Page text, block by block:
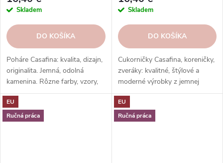
Skladem
DO KOŠÍKA
Poháre Casafina: kvalita, dizajn,
originalita. Jemná, odolná
kamenina. Rôzne farby, vzory,
tvary. Poháre Casafina -
skladujeme štýlovo.
Skladem
DO KOŠÍKA
Cukorničky Casafina, koreničky,
zveráky: kvalitné, štýlové a
moderné výrobky z jemnej
kameniny a porcelánu. Rôzne
farby a tvary. Ideálne na
dochucovanie a servírovanie.
EU
Ručná práca
EU
Ručná práca